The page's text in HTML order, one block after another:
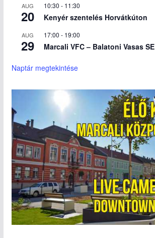
AUG
20
10:30 - 11:30
Kenyér szentelés Horvátkúton
AUG
29
17:00 - 19:00
Marcali VFC – Balatoni Vasas SE
Naptár megtekintése